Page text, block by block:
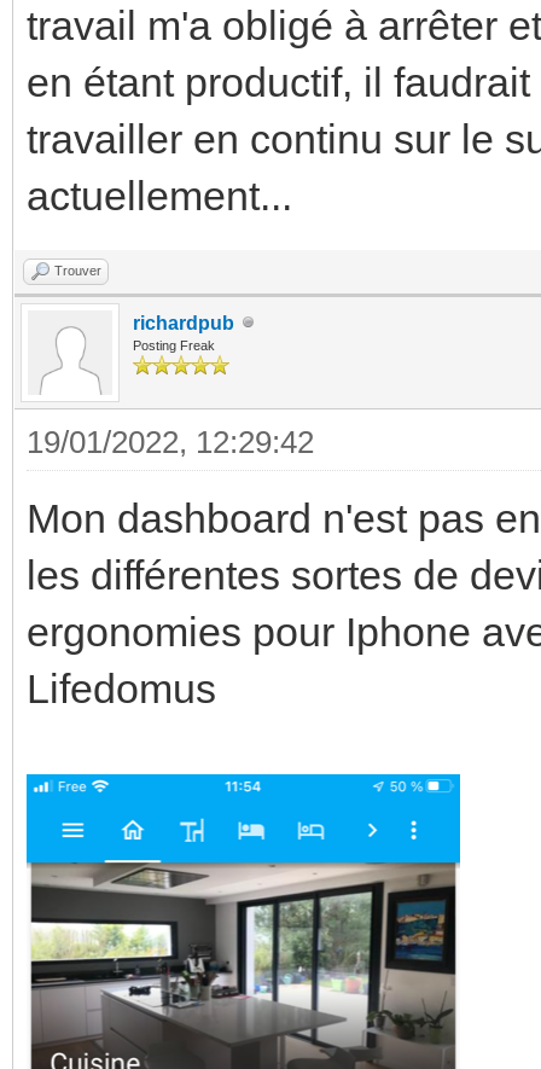
travail m'a obligé à arrêter
en étant productif, il
travailler en continu sur le
actuellement...
Trouver
richardpub
Posting Freak
19/01/2022, 12:29:42
Mon dashboard n'est pas
les différentes sortes de
ergonomies pour Iphone
Lifedomus